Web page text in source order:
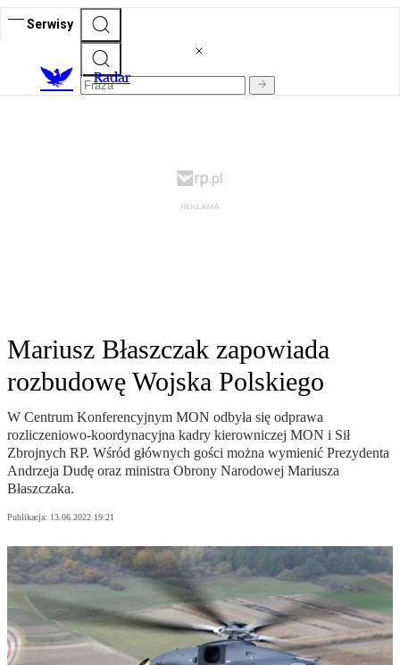
Serwisy
Radar
Mariusz Błaszczak zapowiada
rozbudowę Wojska Polskiego
W Centrum Konferencyjnym MON odbyła się odprawa
rozliczeniowo-koordynacyjna kadry kierowniczej MON i Sił
Zbrojnych RP. Wśród głównych gości można wymienić Prezydenta
Andrzeja Dudę oraz ministra Obrony Narodowej Mariusza
Błaszczaka.
Publikacja: 13.06.2022 19:21